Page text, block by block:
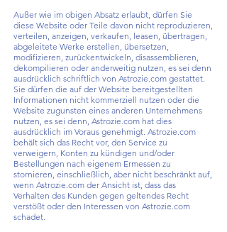
Außer wie im obigen Absatz erlaubt, dürfen Sie
diese Website oder Teile davon nicht reproduzieren,
verteilen, anzeigen, verkaufen, leasen, übertragen,
abgeleitete Werke erstellen, übersetzen,
modifizieren, zurückentwickeln, disassemblieren,
dekompilieren oder anderweitig nutzen, es sei denn
ausdrücklich schriftlich von Astrozie.com gestattet.
Sie dürfen die auf der Website bereitgestellten
Informationen nicht kommerziell nutzen oder die
Website zugunsten eines anderen Unternehmens
nutzen, es sei denn, Astrozie.com hat dies
ausdrücklich im Voraus genehmigt. Astrozie.com
behält sich das Recht vor, den Service zu
verweigern, Konten zu kündigen und/oder
Bestellungen nach eigenem Ermessen zu
stornieren, einschließlich, aber nicht beschränkt auf,
wenn Astrozie.com der Ansicht ist, dass das
Verhalten des Kunden gegen geltendes Recht
verstößt oder den Interessen von Astrozie.com
schadet.